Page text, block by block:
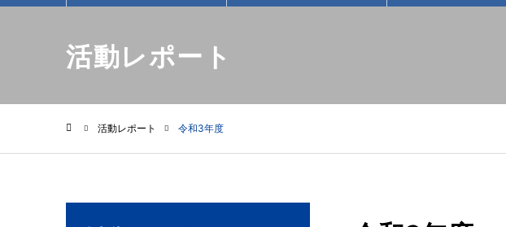
活動レポート
活動レポート 令和3年度